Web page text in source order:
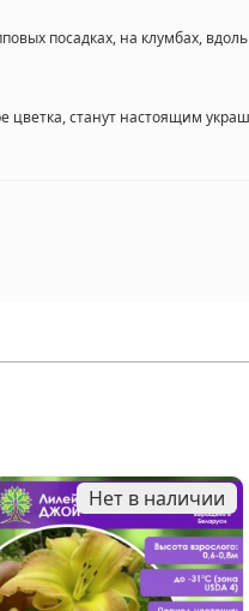
посадках, на клумбах, вдоль
цветка, станут настоящим
Нет в наличии